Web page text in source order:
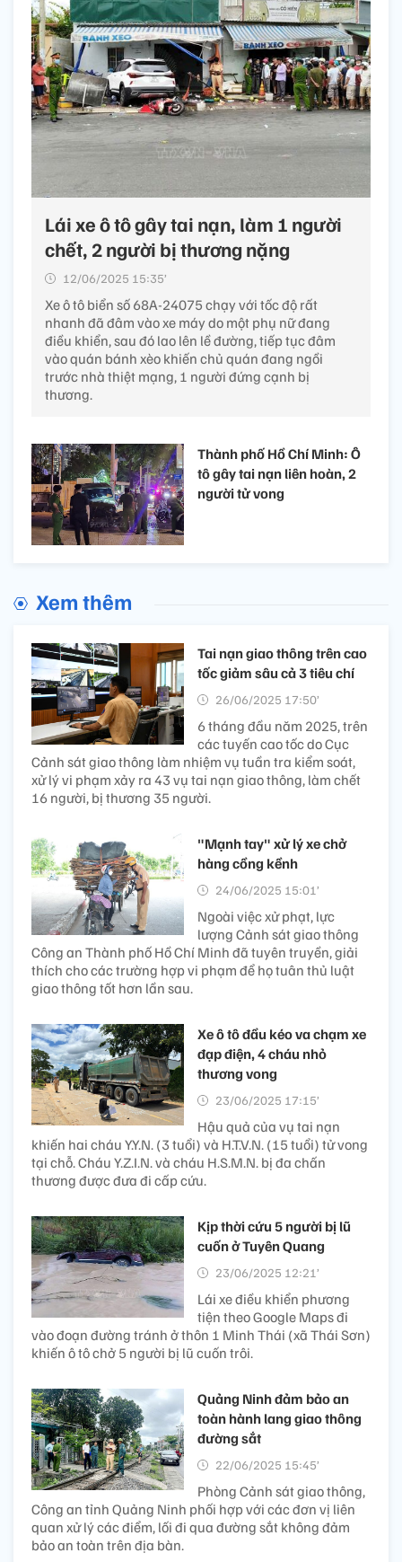
Lái xe ô tô gây tai nạn, làm 1 người
chết, 2 người bị thương nặng
12/06/2025 15:35’
Xe ô tô biển số 68A-24075 chạy với tốc độ rất
nhanh đã đâm vào xe máy do một phụ nữ đang
điều khiển, sau đó lao lên lề đường, tiếp tục đâm
vào quán bánh xèo khiến chủ quán đang ngồi
trước nhà thiệt mạng, 1 người đứng cạnh bị
thương.
Thành phố Hồ Chí Minh: Ô
tô gây tai nạn liên hoàn, 2
người tử vong
Xem thêm
Tai nạn giao thông trên cao
tốc giảm sâu cả 3 tiêu chí
26/06/2025 17:50’
6 tháng đầu năm 2025, trên
các tuyến cao tốc do Cục
Cảnh sát giao thông làm nhiệm vụ tuần tra kiểm soát,
xử lý vi phạm xảy ra 43 vụ tai nạn giao thông, làm chết
16 người, bị thương 35 người.
"Mạnh tay" xử lý xe chở
hàng cồng kềnh
24/06/2025 15:01’
Ngoài việc xử phạt, lực
lượng Cảnh sát giao thông
Công an Thành phố Hồ Chí Minh đã tuyên truyền, giải
thích cho các trường hợp vi phạm để họ tuân thủ luật
giao thông tốt hơn lần sau.
Xe ô tô đầu kéo va chạm xe
đạp điện, 4 cháu nhỏ
thương vong
23/06/2025 17:15’
Hậu quả của vụ tai nạn
khiến hai cháu Y.Y.N. (3 tuổi) và H.T.V.N. (15 tuổi) tử vong
tại chỗ. Cháu Y.Z.I.N. và cháu H.S.M.N. bị đa chấn
thương được đưa đi cấp cứu.
Kịp thời cứu 5 người bị lũ
cuốn ở Tuyên Quang
23/06/2025 12:21’
Lái xe điều khiển phương
tiện theo Google Maps đi
vào đoạn đường tránh ở thôn 1 Minh Thái (xã Thái Sơn)
khiến ô tô chở 5 người bị lũ cuốn trôi.
Quảng Ninh đảm bảo an
toàn hành lang giao thông
đường sắt
22/06/2025 15:45’
Phòng Cảnh sát giao thông,
Công an tỉnh Quảng Ninh phối hợp với các đơn vị liên
quan xử lý các điểm, lối đi qua đường sắt không đảm
bảo an toàn trên địa bàn.